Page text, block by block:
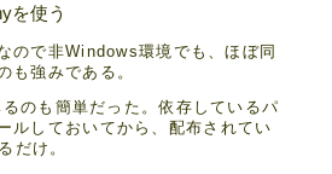
を使う
ので非Windows環境でも、ほぼ同
も強みである。
のも簡単だった。依存しているパ
ルしておいてから、配布されてい
だけ。